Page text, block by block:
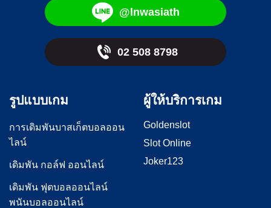
@lnwasiath
02 508 8798
รูปแบบเกม
การเดิมพันบาสเก็ตบอลออน
ไลน์
เดิมพัน กอล์ฟ ออนไลน์
เดิมพัน ฟุตบอลออนไลน์
พนันบอลออนไลน์
ผู้ให้บริการเกม
Goldenslot
Slot Online
Joker123